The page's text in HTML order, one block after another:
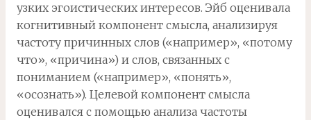
узких эгоистических интересов. Эйб оценивала
когнитивный компонент смысла, анализируя
частоту причинных слов («например», «потому
что», «причина») и слов, связанных с
пониманием («например», «понять»,
«осознать»). Целевой компонент смысла
оценивался с помощью анализа частоты